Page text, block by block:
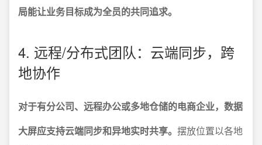
局能让业务目标成为全员的共同追求。
4. 远程/分布式团队：云端同步，跨
地协作
对于有分公司、远程办公或多地仓储的电商企业，数据
大屏应支持云端同步和异地实时共享。 摆放位置以各地